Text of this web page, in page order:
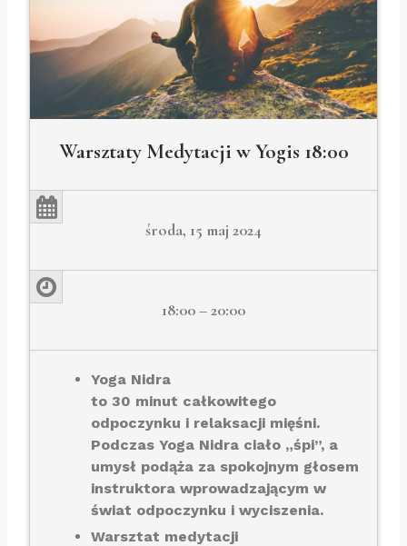
Warsztaty Medytacji w Yogis 18:00
środa, 15 maj 2024
18:00 – 20:00
Yoga Nidra
to 30 minut całkowitego
odpoczynku i relaksacji mięśni.
Podczas Yoga Nidra ciało „śpi”, a
umysł podąża za spokojnym głosem
instruktora wprowadzającym w
świat odpoczynku i wyciszenia.
Warsztat medytacji